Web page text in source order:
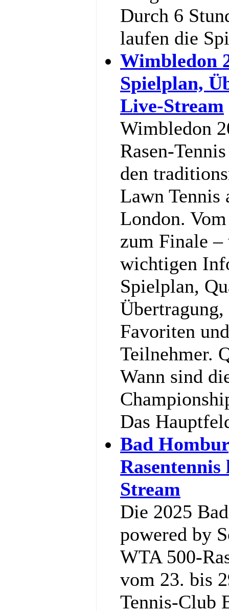
Durch 6
laufen die
Wimbledon
Spielplan,
Live-Stream
Wimbledon
Rasen-
den
Lawn Tennis
London.
zum Finale
wichtigen
Spielplan,
Favoriten
Teilnehmer.
Wann sind
Das
Bad
Stream
Die 2025
powered by
WTA 500-
vom 23. bis
Tennis‑Club